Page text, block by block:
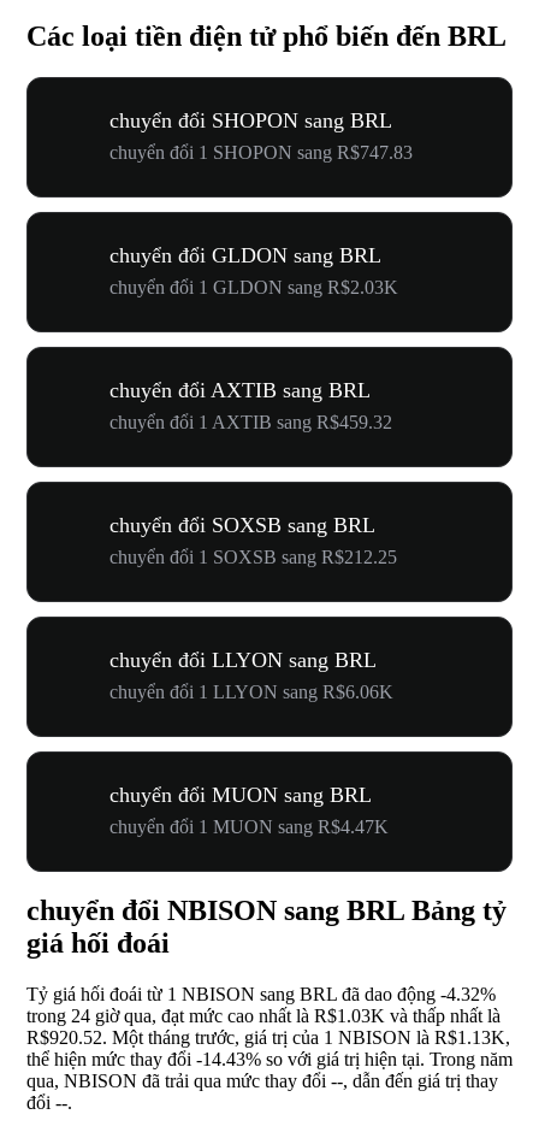
Các loại tiền điện tử phổ biến đến BRL
chuyển đổi SHOPON sang BRL
chuyển đổi 1 SHOPON sang R$747.83
chuyển đổi GLDON sang BRL
chuyển đổi 1 GLDON sang R$2.03K
chuyển đổi AXTIB sang BRL
chuyển đổi 1 AXTIB sang R$459.32
chuyển đổi SOXSB sang BRL
chuyển đổi 1 SOXSB sang R$212.25
chuyển đổi LLYON sang BRL
chuyển đổi 1 LLYON sang R$6.06K
chuyển đổi MUON sang BRL
chuyển đổi 1 MUON sang R$4.47K
chuyển đổi NBISON sang BRL Bảng tỷ
giá hối đoái
Tỷ giá hối đoái từ 1 NBISON sang BRL đã dao động -4.32%
trong 24 giờ qua, đạt mức cao nhất là R$1.03K và thấp nhất là
R$920.52. Một tháng trước, giá trị của 1 NBISON là R$1.13K,
thể hiện mức thay đổi -14.43% so với giá trị hiện tại. Trong năm
qua, NBISON đã trải qua mức thay đổi --, dẫn đến giá trị thay
đổi --.